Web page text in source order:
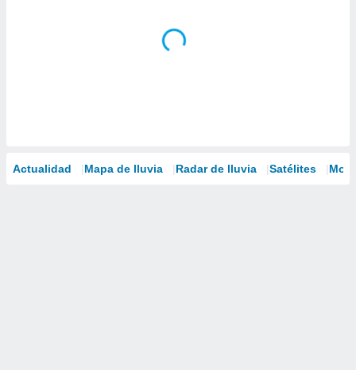
Actualidad Mapa de lluvia Radar de lluvia Satélites